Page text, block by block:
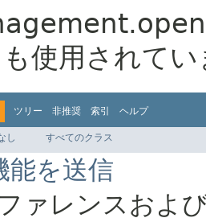
使用されて
ツリー 非推奨 索引 ヘルプ
し すべてのクラス
能を送信
ァレンスおよ